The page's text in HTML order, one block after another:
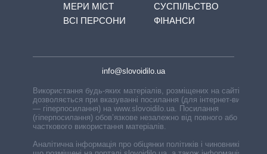
МЕРИ МІСТ
ВСІ ПЕРСОНИ
СУСПІЛЬСТВО
ФІНАНСИ
info@slovoidilo.ua
Використання будь-яких матеріалів, розміщених на сайті,
дозволяється при вказуванні посилання (для інтернет-видань
— гіперпосилання) на www.slovoidilo.ua. Посилання
(гіперпосилання) обов’язкове незалежно від повного або
часткового використання матеріалів.
Аналітична інформація про обіцянки політиків і чиновників,